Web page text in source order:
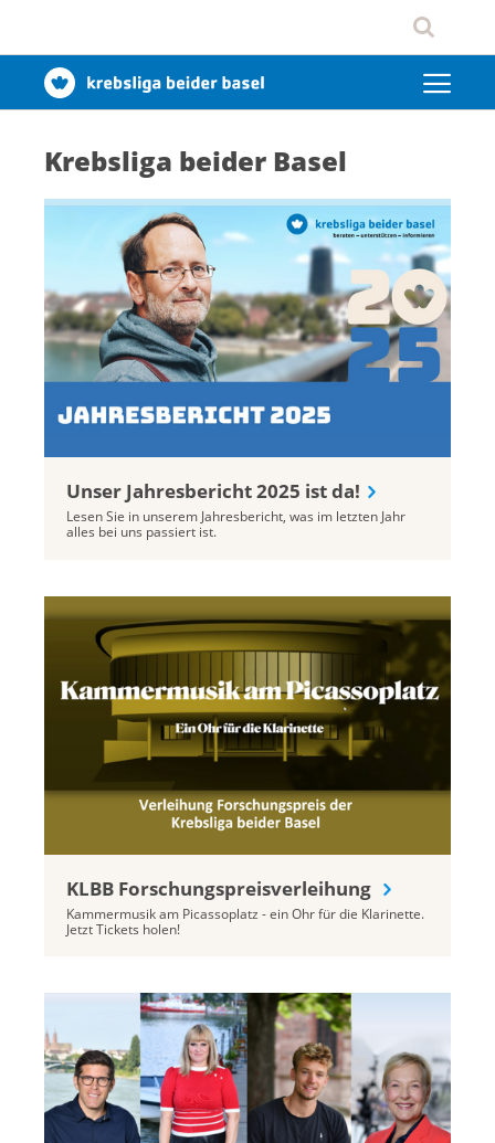
Krebsliga beider Basel
Unser Jahresbericht 2025 ist da!
Lesen Sie in unserem Jahresbericht, was im letzten Jahr
alles bei uns passiert ist.
KLBB Forschungspreisverleihung
Kammermusik am Picassoplatz - ein Ohr für die Klarinette.
Jetzt Tickets holen!